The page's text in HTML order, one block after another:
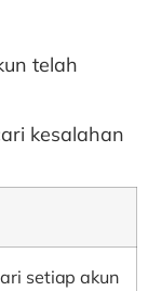
telah
kesalahan
setiap akun